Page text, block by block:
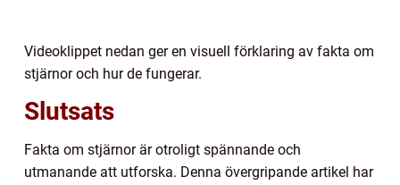
Videoklippet nedan ger en visuell förklaring av fakta om
stjärnor och hur de fungerar.
Slutsats
Fakta om stjärnor är otroligt spännande och
utmanande att utforska. Denna övergripande artikel har